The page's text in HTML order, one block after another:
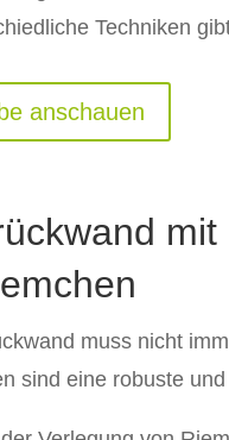
Techniken
anschauen
mit
muss nicht
sind eine robuste